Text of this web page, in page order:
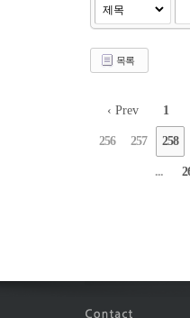
목록
‹ Prev 1
256 257 258
...